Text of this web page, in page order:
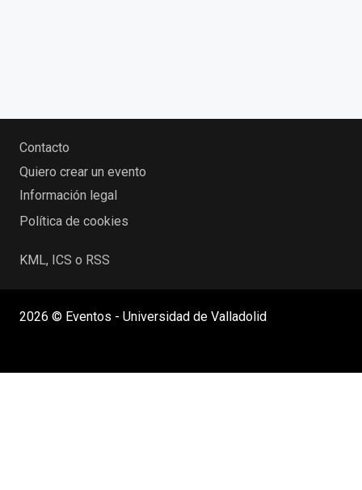
Contacto
Quiero crear un evento
Información legal
Política de cookies
KML, ICS o RSS
2026 © Eventos - Universidad de Valladolid